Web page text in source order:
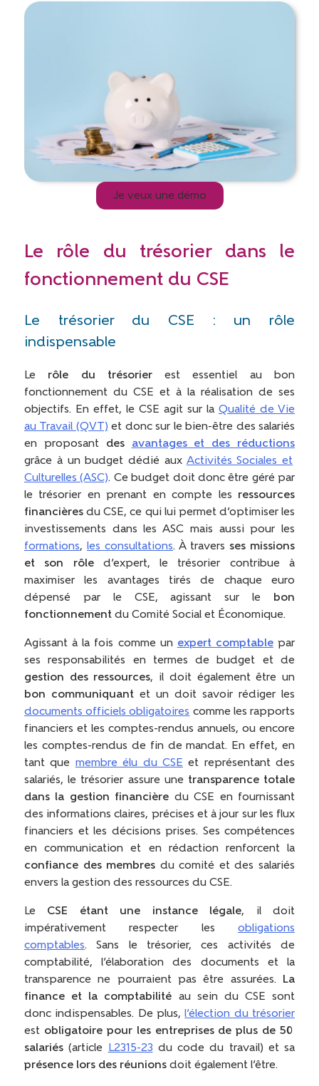
Je veux une démo
Le rôle du trésorier dans le
fonctionnement du CSE
Le trésorier du CSE : un rôle
indispensable
Le rôle du trésorierest essentiel au bon
fonctionnement du CSE et à la réalisation de ses
objectifs. En effet, le CSE agit sur la Qualité de Vie
au Travail (QVT) et donc sur le bien-être des salariés
en proposant des avantages et des réductions
grâce à un budget dédié aux Activités Sociales et
Culturelles (ASC). Ce budget doit donc être géré par
le trésorier en prenant en compte les ressources
financières du CSE, ce qui lui permet d’optimiser les
investissements dans les ASC mais aussi pour les
formations, les consultations. À travers ses missions
et son rôled’expert, le trésorier contribue à
maximiser les avantages tirés de chaque euro
dépensé par le CSE, agissant sur le
bon
fonctionnement du Comité Social et Économique.
Agissant à la fois comme un expert comptablepar
ses responsabilités en termes de budget et de
gestion des ressources, il doit également être un
bon communiquant et un doit savoir rédiger les
documents officiels obligatoires comme les rapports
financiers et les comptes-rendus annuels, ou encore
les comptes-rendus de fin de mandat. En effet, en
tant que membre élu du CSE et représentant des
salariés, le trésorier assure une transparence totale
dans la gestion financière du CSE en fournissant
des informations claires, précises et à jour sur les flux
financiers et les décisions prises. Ses compétences
en communication et en rédaction renforcent la
confiance des membres du comité et des salariés
envers la gestion des ressources du CSE.
Le CSE étant une instance légale, il doit
impérativement respecter les obligations
comptables. Sans le trésorier, ces activités de
comptabilité, l’élaboration des documents et la
transparence ne pourraient pas être assurées. La
finance et la comptabilité au sein du CSE sont
donc indispensables. De plus,l’élection du trésorier
est obligatoire pour les entreprises de plus de 50
salariés (article L2315-23 du code du travail) et sa
présence lors des réunions doit également l’être.